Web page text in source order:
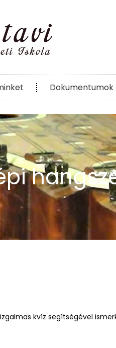
Dokumentumok
kvíz segítségével